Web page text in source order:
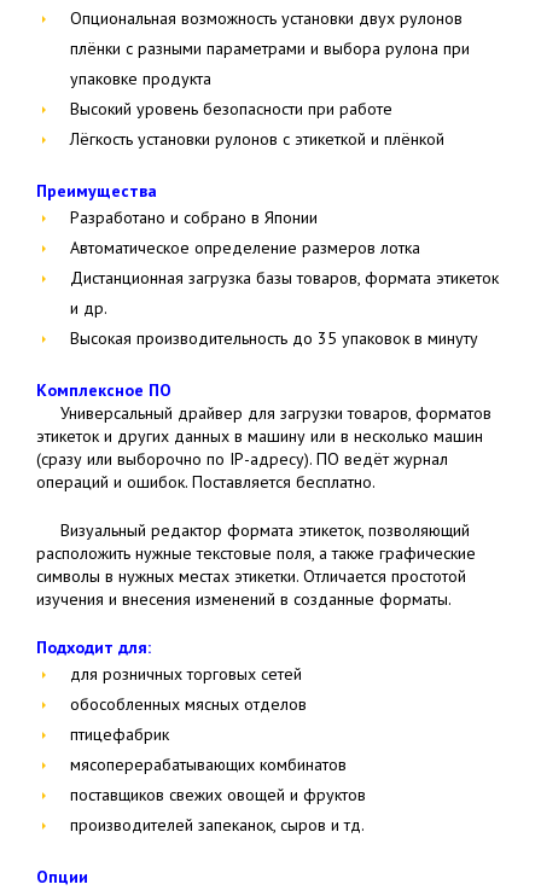
Опциональная возможность установки двух рулонов
плёнки с разными параметрами и выбора рулона при
упаковке продукта
Высокий уровень безопасности при работе
Лёгкость установки рулонов с этикеткой и плёнкой
Преимущества
Разработано и собрано в Японии
Автоматическое определение размеров лотка
Дистанционная загрузка базы товаров, формата этикеток
и др.
Высокая производительность до 35 упаковок в минуту
Комплексное ПО
Универсальный драйвер для загрузки товаров, форматов
этикеток и других данных в машину или в несколько машин
(сразу или выборочно по IP-адресу). ПО ведёт журнал
операций и ошибок. Поставляется бесплатно.
Визуальный редактор формата этикеток, позволяющий
расположить нужные текстовые поля, а также графические
символы в нужных местах этикетки. Отличается простотой
изучения и внесения изменений в созданные форматы.
Подходит для:
для розничных торговых сетей
обособленных мясных отделов
птицефабрик
мясоперерабатывающих комбинатов
поставщиков свежих овощей и фруктов
производителей запеканок, сыров и тд.
Опции